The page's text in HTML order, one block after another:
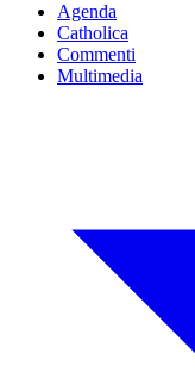
Agenda
Catholica
Commenti
Multimedia